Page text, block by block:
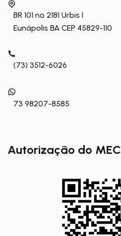
BR 101 nº 2181 Urbis I
Eunápolis BA CEP 45829-110
(73) 3512-6026
73 98207-8585
Autorização do MEC